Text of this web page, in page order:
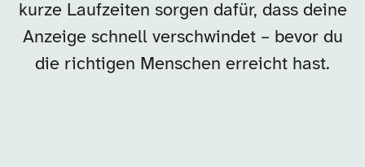
kurze Laufzeiten sorgen dafür, dass deine
Anzeige schnell verschwindet – bevor du
die richtigen Menschen erreicht hast.